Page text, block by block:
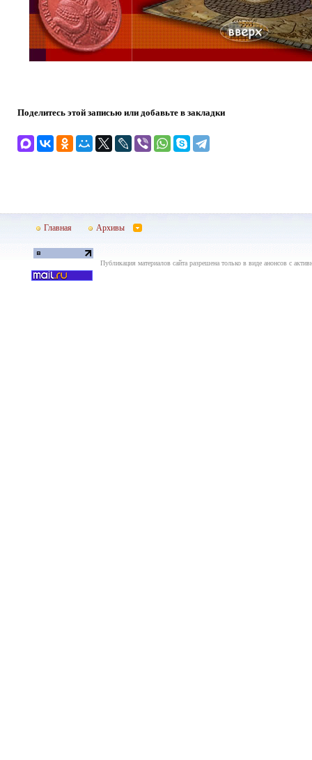
Поделитесь этой записью или добавьте в закладки
Главная Архивы
Публикация материалов сайта разрешена только в виде анонсов с